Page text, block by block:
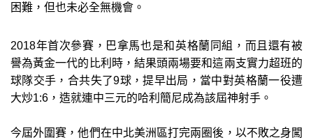
困難，但也未必全無機會。
2018年首次參賽，巴拿馬也是和英格蘭同組，而且還有被
譽為黃金一代的比利時，結果頭兩場要和這兩支實力超班的
球隊交手，合共失了9球，提早出局，當中對英格蘭一役遭
大炒1:6，造就連中三元的哈利簡尼成為該屆神射手。
今屆外圍賽，他們在中北美洲區打完兩圈後，以不敗之身闖